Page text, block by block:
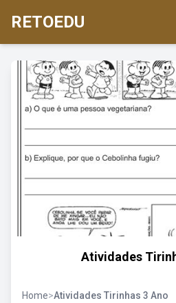
RETOEDU
Atividades
Home>Atividades Tirinhas 3 Ano